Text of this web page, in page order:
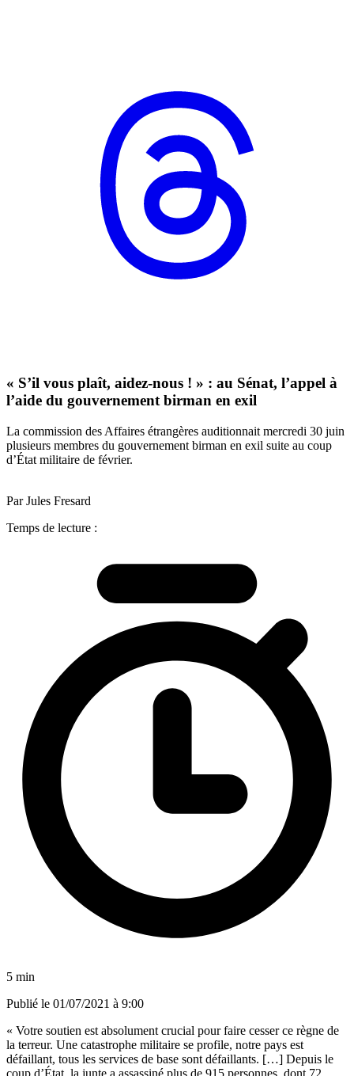
« S’il vous plaît, aidez-nous ! » : au Sénat, l’appel à
l’aide du gouvernement birman en exil
La commission des Affaires étrangères auditionnait mercredi 30 juin
plusieurs membres du gouvernement birman en exil suite au coup
d’État militaire de février.
Par Jules Fresard
Temps de lecture :
5 min
Publié le 01/07/2021 à 9:00
« Votre soutien est absolument crucial pour faire cesser ce règne de
la terreur. Une catastrophe militaire se profile, notre pays est
défaillant, tous les services de base sont défaillants. […] Depuis le
coup d’État, la junte a assassiné plus de 915 personnes, dont 72